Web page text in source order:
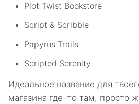
Plot Twist Bookstore
Script & Scribble
Papyrus Trails
Scripted Serenity
Идеальное название для
магазина где-то там, просто